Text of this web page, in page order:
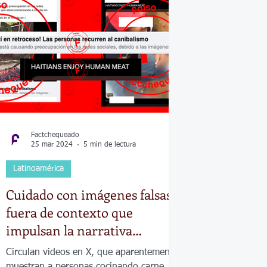
Elecciones Clima
Historias que inspiran Gobierno
Cuidado con imágenes falsas o
fuera de contexto que
impulsan la narrativa
desinformante de que hay
Circulan videos en X, que aparentemente
Latinoamérica
Factchequeado
25 mar 2024
5 min de lectura